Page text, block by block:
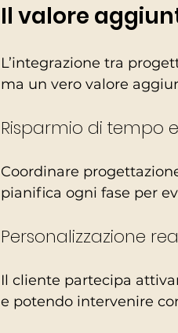
Il valore
L’integrazione tra
ma un vero valore
Risparmio di tempo
Coordinare
pianifica ogni fase per
Personalizzazione
Il cliente partecipa
e potendo intervenire